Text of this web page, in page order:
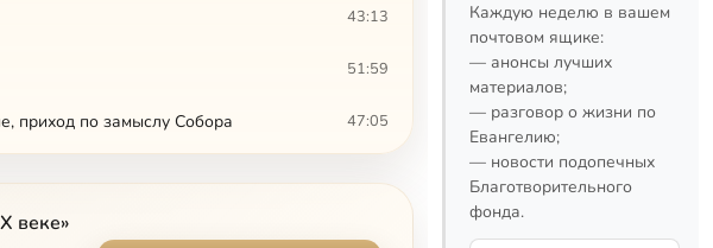
43:13
51:59
приход по замыслу Собора 47:05
веке»
Каждую неделю в вашем
почтовом ящике:
— анонсы лучших
материалов;
— разговор о жизни по
Евангелию;
— новости подопечных
Благотворительного
фонда.